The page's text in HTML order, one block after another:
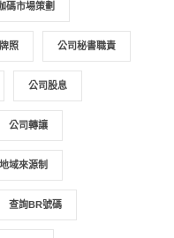
碼市場策劃
照 公司秘書職責
公司股息
公司轉讓
地域來源制
查詢BR號碼